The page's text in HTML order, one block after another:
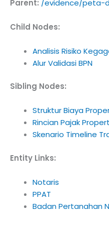
Parent: /evidence/peta-
Child Nodes:
Analisis Risiko
Alur Validasi BPN
Sibling Nodes:
Struktur Biaya
Rincian Pajak
Skenario Timeline
Entity Links:
Notaris
PPAT
Badan Pertanahan